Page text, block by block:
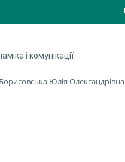
і комунікації
Борисовська Юлія Олександрівна